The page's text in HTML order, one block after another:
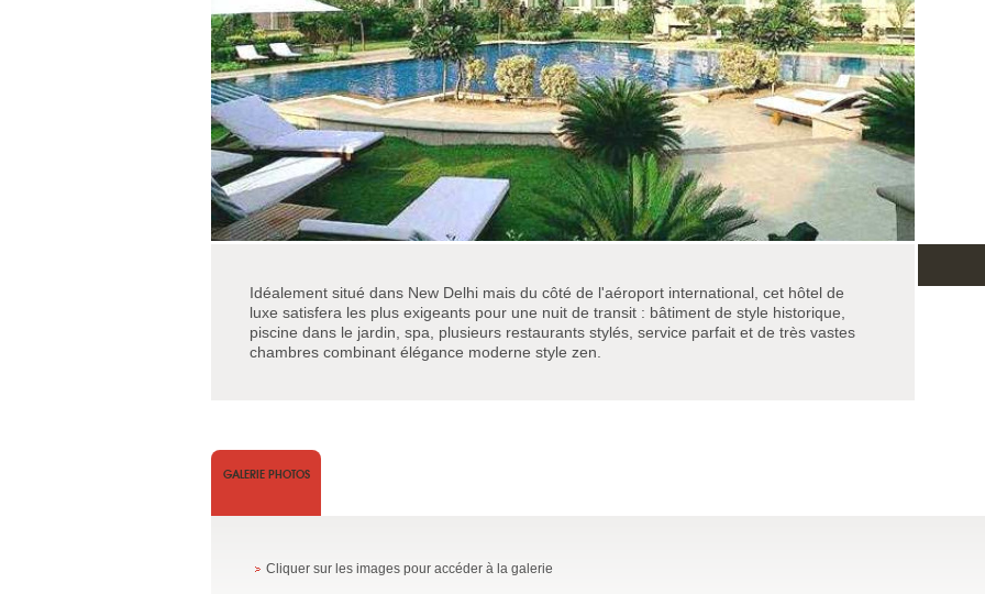
Idéalement situé dans New Delhi mais du côté de l'aéroport international, cet hôtel de
luxe satisfera les plus exigeants pour une nuit de transit : bâtiment de style historique,
piscine dans le jardin, spa, plusieurs restaurants stylés, service parfait et de très vastes
chambres combinant élégance moderne style zen.
GALERIE PHOTOS
Cliquer sur les images pour accéder à la galerie